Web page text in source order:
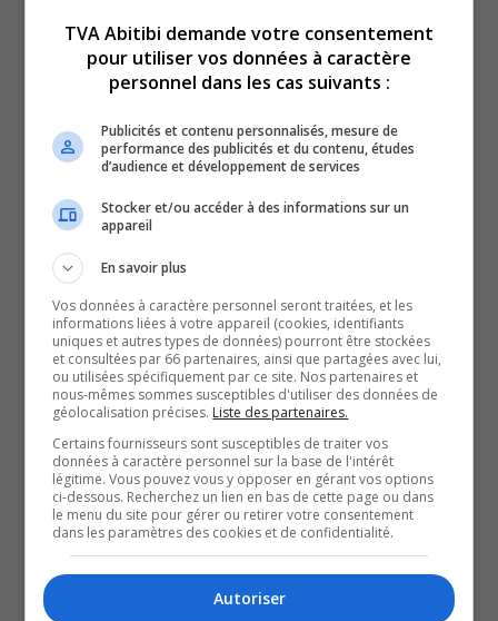
ENTREVUES
Le cyclisme dans un bel élan dans la région et au
pays
26 juillet 2022
ENTREVUES
TVA Abitibi demande votre consentement
pour utiliser vos données à caractère
personnel dans les cas suivants :
Publicités et contenu personnalisés, mesure de
performance des publicités et du contenu, études
d’audience et développement de services
Stocker et/ou accéder à des informations sur un
appareil
En savoir plus
Vos données à caractère personnel seront traitées, et les
informations liées à votre appareil (cookies, identifiants
uniques et autres types de données) pourront être stockées
et consultées par 66 partenaires, ainsi que partagées avec lui,
ou utilisées spécifiquement par ce site. Nos partenaires et
nous-mêmes sommes susceptibles d'utiliser des données de
géolocalisation précises. Liste des partenaires.
Certains fournisseurs sont susceptibles de traiter vos
données à caractère personnel sur la base de l'intérêt
légitime. Vous pouvez vous y opposer en gérant vos options
ci-dessous. Recherchez un lien en bas de cette page ou dans
le menu du site pour gérer ou retirer votre consentement
dans les paramètres des cookies et de confidentialité.
Autoriser